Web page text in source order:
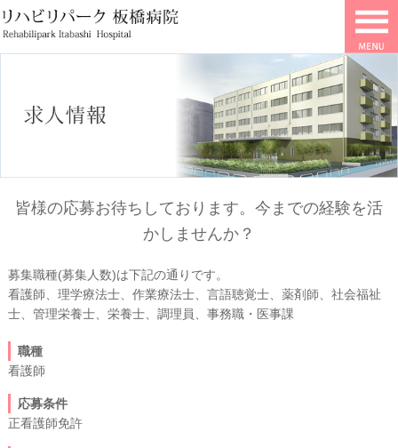
皆様の応募お待ちしております。今までの経験を活
かしませんか？
募集職種(募集人数)は下記の通りです。
看護師、理学療法士、作業療法士、言語聴覚士、薬剤師、社会福祉
士、管理栄養士、栄養士、調理員、事務職・医事課
職種
看護師
応募条件
正看護師免許